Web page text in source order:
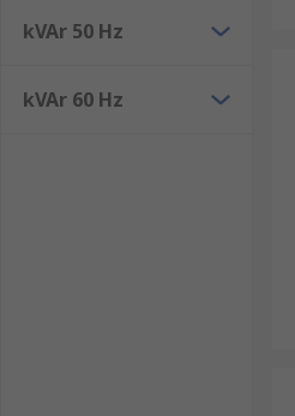
kVAr 50 Hz
kVAr 60 Hz